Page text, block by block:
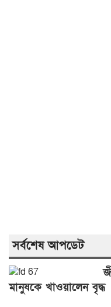
সর্বশেষ আপডেট
মানুষকে খাওয়ালেন বৃদ্ধ